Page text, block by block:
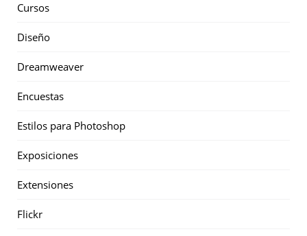
Cursos
Diseño
Dreamweaver
Encuestas
Estilos para Photoshop
Exposiciones
Extensiones
Flickr